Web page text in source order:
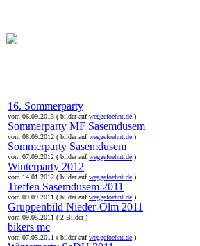
16. Sommerparty
vom 06.09.2013 ( bilder aufweggefoehnt.de )
Sommerparty MF Sasemdusem
vom 08.09.2012 ( bilder aufweggefoehnt.de )
Sommerparty Sasemdusem
vom 07.09.2012 ( bilder aufweggefoehnt.de )
Winterparty 2012
vom 14.01.2012 ( bilder aufweggefoehnt.de )
Treffen Sasemdusem 2011
vom 09.09.2011 ( bilder aufweggefoehnt.de )
Gruppenbild Nieder-Olm 2011
vom 09.05.2011 ( 2 Bilder )
bikers mc
vom 07.05.2011 ( bilder aufweggefoehnt.de )